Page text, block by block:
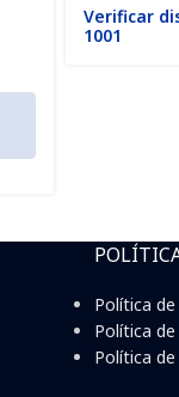
Verificar
1001
Política
Política
Política